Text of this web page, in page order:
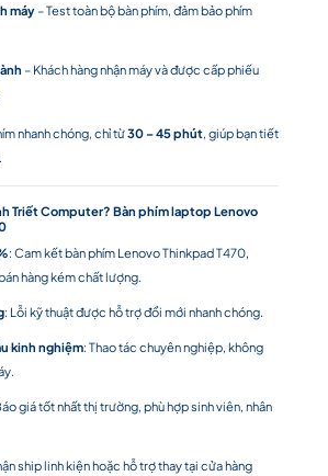
máy– Test toàn bộ bàn phím, đảm bảo phím
– Khách hàng nhận máy và được cấp phiếu
nhanh chóng, chỉ từ30 – 45 phút, giúp bạn tiết
Triết Computer? Bàn phím laptop Lenovo
: Cam kết bàn phím Lenovo Thinkpad T470,
hàng kém chất lượng.
: Lỗi kỹ thuật được hỗ trợ đổi mới nhanh chóng.
kinh nghiệm: Thao tác chuyên nghiệp, không
giá tốt nhất thị trường, phù hợp sinh viên, nhân
ship linh kiện hoặc hỗ trợ thay tại cửa hàng